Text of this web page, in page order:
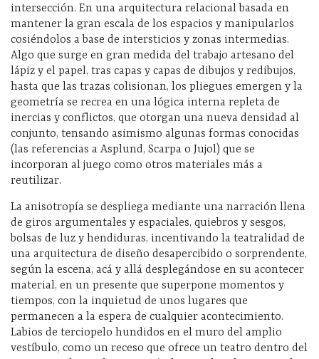
intersección. En una arquitectura relacional basada en
mantener la gran escala de los espacios y manipularlos
cosiéndolos a base de intersticios y zonas intermedias.
Algo que surge en gran medida del trabajo artesano del
lápiz y el papel, tras capas y capas de dibujos y redibujos,
hasta que las trazas colisionan, los pliegues emergen y la
geometría se recrea en una lógica interna repleta de
inercias y conflictos, que otorgan una nueva densidad al
conjunto, tensando asimismo algunas formas conocidas
(las referencias a Asplund, Scarpa o Jujol) que se
incorporan al juego como otros materiales más a
reutilizar.
La anisotropía se despliega mediante una narración llena
de giros argumentales y espaciales, quiebros y sesgos,
bolsas de luz y hendiduras, incentivando la teatralidad de
una arquitectura de diseño desapercibido o sorprendente,
según la escena, acá y allá desplegándose en su acontecer
material, en un presente que superpone momentos y
tiempos, con la inquietud de unos lugares que
permanecen a la espera de cualquier acontecimiento.
Labios de terciopelo hundidos en el muro del amplio
vestíbulo, como un receso que ofrece un teatro dentro del